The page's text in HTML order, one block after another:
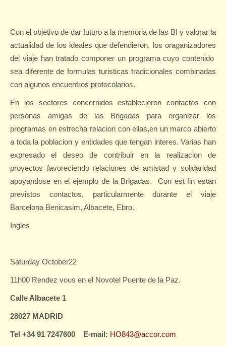
Con el objetivo de dar futuro a la memoria de las BI y valorar la
actualidad de los ideales que defendieron, los oraganizadores
del viaje han tratado componer un programa cuyo contenido
sea diferente de formulas turisticas tradicionales combinadas
con algunos encuentros protocolarios.
En los sectores concernidos establecieron contactos con
personas amigas de las Brigadas para organizar los
programas en estrecha relacion con ellas,en un marco abierto
a toda la poblacion y entidades que tengan interes. Varias han
expresado el deseo de contribuir en la realizacion de
proyectos favoreciendo relaciones de amistad y solidaridad
apoyandose en el ejemplo de la Brigadas.
Con est fin estan
previstos contactos, particularmente durante el viaje
Barcelona Benicasim, Albacete, Ebro.
Ingles
Saturday October22
11h00 Rendez vous en el Novotel Puente de la Paz.
Calle Albacete 1
28027 MADRID
Tel +34 91 7247600 E-mail: HO843@accor.com